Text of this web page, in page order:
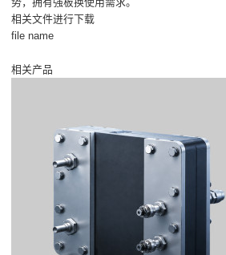
相关文件进行下载
file name
相关产品